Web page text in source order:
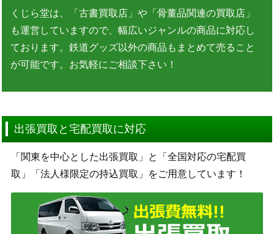
くじら堂は、「古書買取店」や「骨董品関連の買取店」
も運営していますので、幅広いジャンルの商品に対応し
ております。鉄道グッズ以外の商品もまとめて売ること
が可能です。お気軽にご相談下さい！
出張買取と宅配買取に対応
「関東を中心とした出張買取」と「全国対応の宅配買
取」「法人様限定の持込買取」をご用意しています！